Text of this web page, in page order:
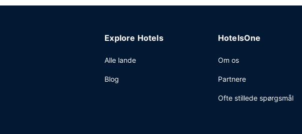
Explore Hotels
Alle lande
Blog
HotelsOne
Om os
Partnere
Ofte stillede spørgsmål